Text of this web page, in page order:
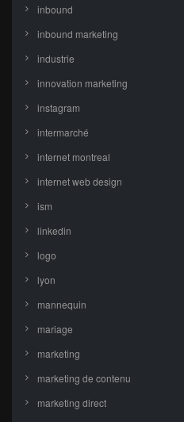
inbound
inbound marketing
industrie
innovation marketing
instagram
intermarché
internet montreal
internet web design
ism
linkedin
logo
lyon
mannequin
mariage
marketing
marketing de contenu
marketing direct